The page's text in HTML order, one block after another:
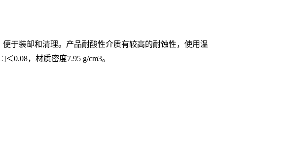
于装缷和清理。产品耐酸性介质有较高的耐蚀性，使用温
0.08，材质密度7.95 g/cm3。